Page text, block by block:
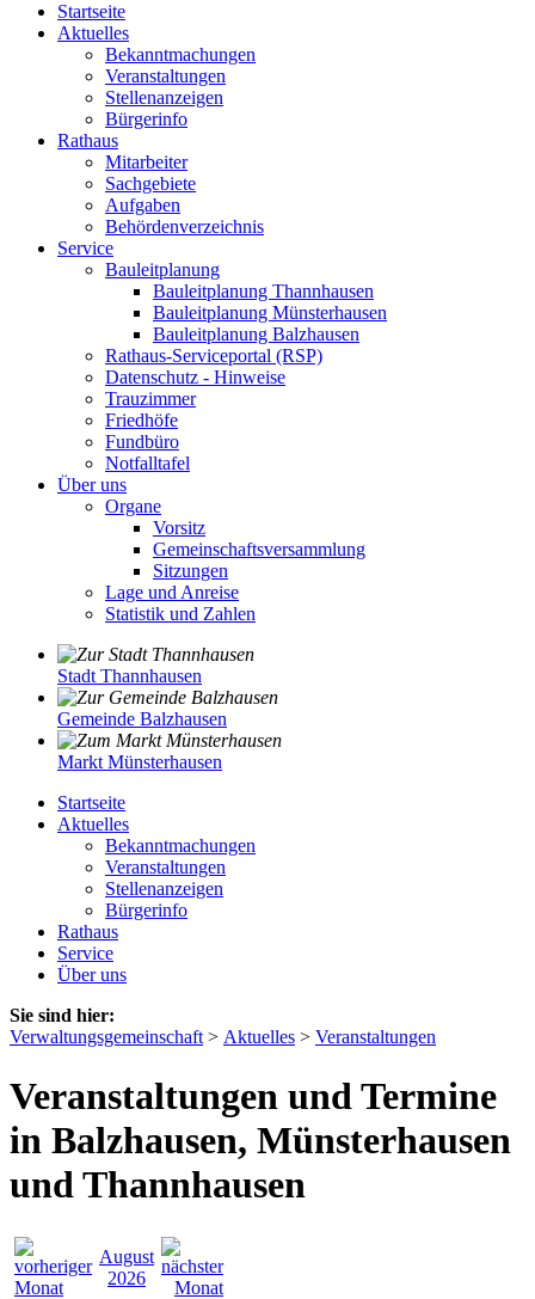
Startseite
Aktuelles
Bekanntmachungen
Veranstaltungen
Stellenanzeigen
Bürgerinfo
Rathaus
Mitarbeiter
Sachgebiete
Aufgaben
Behördenverzeichnis
Service
Bauleitplanung
Bauleitplanung Thannhausen
Bauleitplanung Münsterhausen
Bauleitplanung Balzhausen
Rathaus-Serviceportal (RSP)
Datenschutz - Hinweise
Trauzimmer
Friedhöfe
Fundbüro
Notfalltafel
Über uns
Organe
Vorsitz
Gemeinschaftsversammlung
Sitzungen
Lage und Anreise
Statistik und Zahlen
Stadt Thannhausen
Gemeinde Balzhausen
Markt Münsterhausen
Startseite
Aktuelles
Bekanntmachungen
Veranstaltungen
Stellenanzeigen
Bürgerinfo
Rathaus
Service
Über uns
Sie sind hier:
Verwaltungsgemeinschaft > Aktuelles > Veranstaltungen
Veranstaltungen und Termine
in Balzhausen, Münsterhausen
und Thannhausen
August
2026